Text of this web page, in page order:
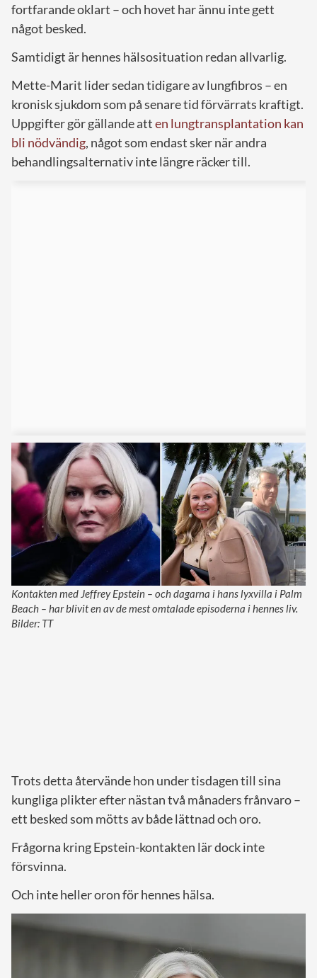
fortfarande oklart – och hovet har ännu inte gett
något besked.
Samtidigt är hennes hälsosituation redan allvarlig.
Mette-Marit lider sedan tidigare av lungfibros – en
kronisk sjukdom som på senare tid förvärrats kraftigt.
Uppgifter gör gällande atten lungtransplantation kan
bli nödvändig, något som endast sker när andra
behandlingsalternativ inte längre räcker till.
Kontakten med Jeffrey Epstein – och dagarna i hans lyxvilla i Palm
Beach – har blivit en av de mest omtalade episoderna i hennes liv.
Bilder: TT
Trots detta återvände hon under tisdagen till sina
kungliga plikter efter nästan två månaders frånvaro –
ett besked som mötts av både lättnad och oro.
Frågorna kring Epstein-kontakten lär dock inte
försvinna.
Och inte heller oron för hennes hälsa.